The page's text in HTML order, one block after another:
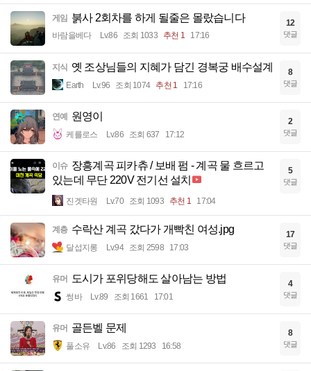
게임 붉사 2회차를 하게 될줄은 몰랐습니다
바람을베다 Lv.86 조회 1033 추천 1 17:16
12
댓글
지식 옛 조상님들의 지혜가 담긴 경복궁 배수설계
Earth Lv.96 조회 1074 추천 1 17:16
8
댓글
연예 원영이
케를로스 Lv.86 조회 637 17:12
2
댓글
이슈 장흥계곡 피카츄 / 보배 펌 - 계곡 물 흐르고
있는데 무단 220V 전기선 설치
진겟타원 Lv.70 조회 1093 추천 1 17:04
5
댓글
계층 수락산 계곡 갔다가 개빡친 여성.jpg
달섭지롱 Lv.94 조회 2598 17:03
17
댓글
유머 도시가 포위당해도 살아남는 방법
썽바 Lv.89 조회 1661 17:01
4
댓글
유머 골든벨 문제
풀소유 Lv.86 조회 1293 16:58
8
댓글